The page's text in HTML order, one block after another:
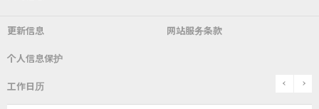
自动送锡装置 焊嘴温度计／电烙铁综合测试仪
常见问题 综合目录
公司简介 社长致辞
更新信息 网站服务条款
个人信息保护
工作日历 prev